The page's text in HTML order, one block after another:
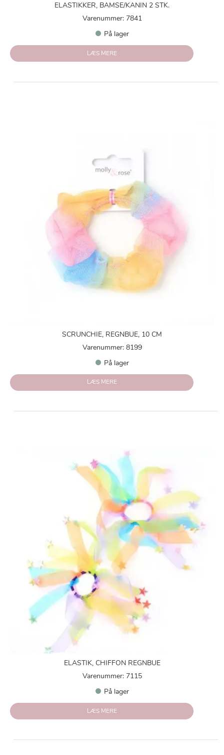
ELASTIKKER, BAMSE/KANIN 2 STK.
Varenummer: 7841
På lager
LÆS MERE
SCRUNCHIE, REGNBUE, 10 CM
Varenummer: 8199
På lager
LÆS MERE
ELASTIK, CHIFFON REGNBUE
Varenummer: 7115
På lager
LÆS MERE